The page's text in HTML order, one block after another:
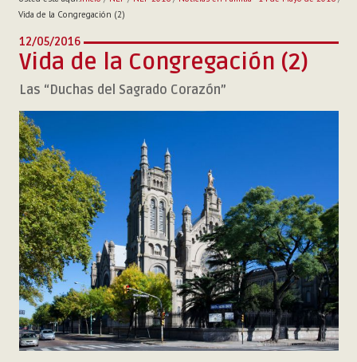
BETHARRAM
MISIÓN
MULTIMEDIA
P. AUGUSTO ETCHECOPAR
Vida de la Congregación (2)
12/05/2016
Vida de la Congregación (2)
Las “Duchas del Sagrado Corazón”